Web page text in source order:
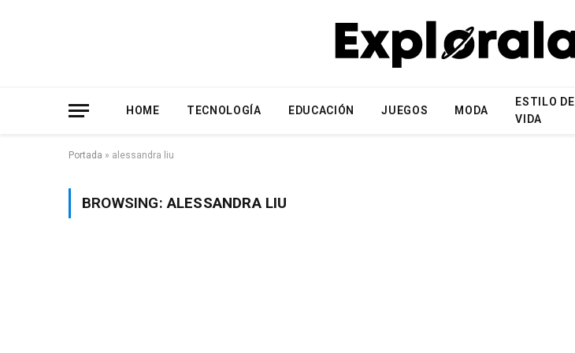
HOME TECNOLOGÍA EDUCACIÓN JUEGOS MODA
ESTILO DE
VIDA
Portada » alessandra liu
BROWSING:ALESSANDRA LIU